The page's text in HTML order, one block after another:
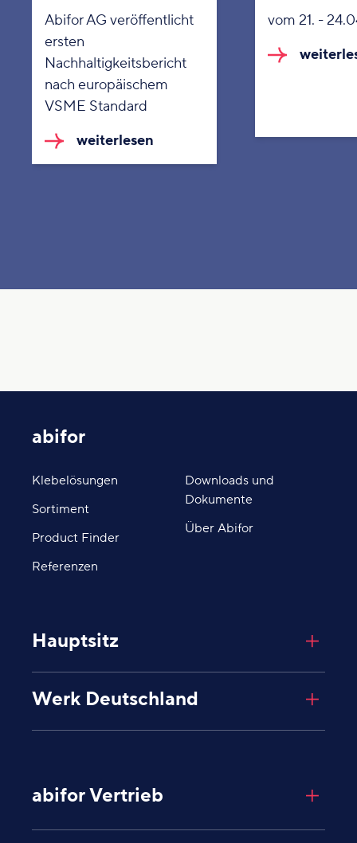
Abifor AG veröffentlicht
ersten
Nachhaltigkeitsbericht
nach europäischem
VSME Standard
weiterlesen
vom 21. -
abifor
Klebelösungen
Sortiment
Product Finder
Referenzen
Downloads und
Dokumente
Über Abifor
Hauptsitz
Giessenplatz 8
Werk Deutschland
79793 Wutöschingen
abifor Vertrieb